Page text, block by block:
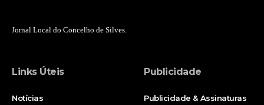
Jornal Local do Concelho de Silves.
Links Úteis
Notícias
Publicidade
Publicidade & Assinaturas